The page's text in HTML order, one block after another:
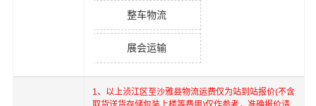
整车物流
展会运输
1、以上浈江区 至沙雅县物流运费仅为站到站报价(不含